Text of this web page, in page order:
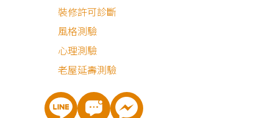
裝修許可診斷
風格測驗
心理測驗
老屋延壽測驗
木質奶茶風混搭宅
溫潤簡約的客廳空間